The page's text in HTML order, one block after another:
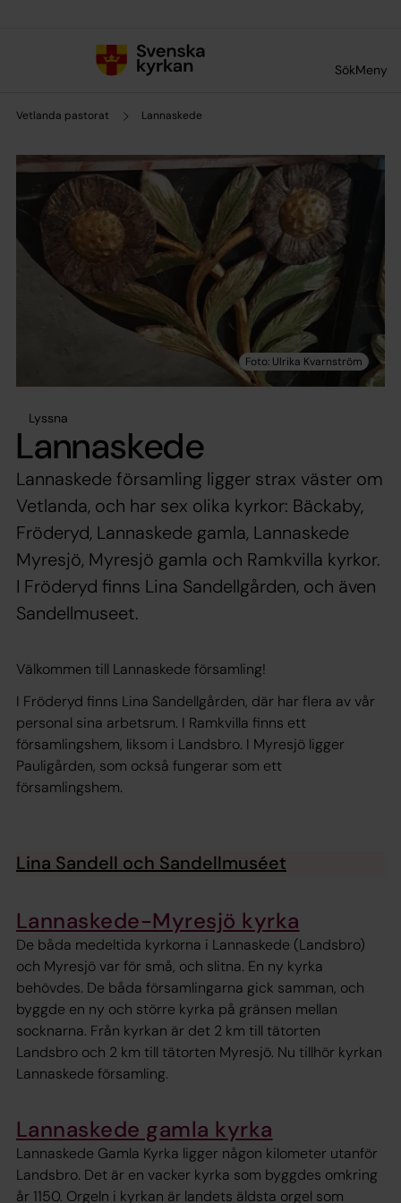
SökMeny
Vetlanda pastorat Lannaskede
Lyssna
Lannaskede
Lannaskede församling ligger strax väster om
Vetlanda, och har sex olika kyrkor: Bäckaby,
Fröderyd, Lannaskede gamla, Lannaskede
Myresjö, Myresjö gamla och Ramkvilla kyrkor.
I Fröderyd finns Lina Sandellgården, och även
Sandellmuseet.
Välkommen till Lannaskede församling!
I Fröderyd finns Lina Sandellgården, där har flera av vår
personal sina arbetsrum. I Ramkvilla finns ett
församlingshem, liksom i Landsbro. I Myresjö ligger
Pauligården, som också fungerar som ett
församlingshem.
Lina Sandell och Sandellmuséet
Lannaskede-Myresjö kyrka
De båda medeltida kyrkorna i Lannaskede (Landsbro)
och Myresjö var för små, och slitna. En ny kyrka
behövdes. De båda församlingarna gick samman, och
byggde en ny och större kyrka på gränsen mellan
socknarna. Från kyrkan är det 2 km till tätorten
Landsbro och 2 km till tätorten Myresjö. Nu tillhör kyrkan
Lannaskede församling.
Lannaskede gamla kyrka
Lannaskede Gamla Kyrka ligger någon kilometer utanför
Landsbro. Det är en vacker kyrka som byggdes omkring
år 1150. Orgeln i kyrkan är landets äldsta orgel som